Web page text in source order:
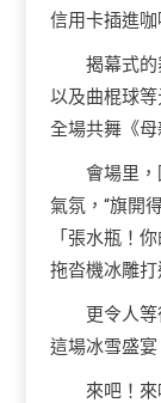
信用卡插進
揭幕式的
以及曲棍球
全場共舞《
會場里
氣氛，“旗開
「張水瓶！
拖沓機冰雕
更令人
這場冰雪盛
來吧！